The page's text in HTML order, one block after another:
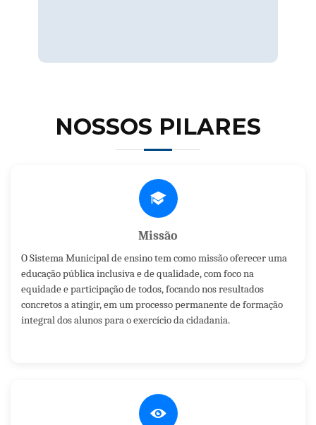
NOSSOS PILARES
Missão
O Sistema Municipal de ensino tem como missão oferecer uma
educação pública inclusiva e de qualidade, com foco na
equidade e participação de todos, focando nos resultados
concretos a atingir, em um processo permanente de formação
integral dos alunos para o exercício da cidadania.